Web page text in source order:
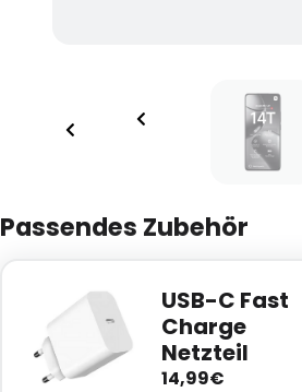
Passendes Zubehör
USB-C Fast
Charge
Netzteil
14,99€